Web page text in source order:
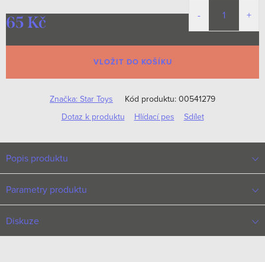
65 Kč
cena:
VLOŽIT DO KOŠÍKU
Značka: Star Toys Kód produktu: 00541279
Dotaz k produktu
Hlídací pes Sdílet
Popis produktu
Parametry produktu
Diskuze